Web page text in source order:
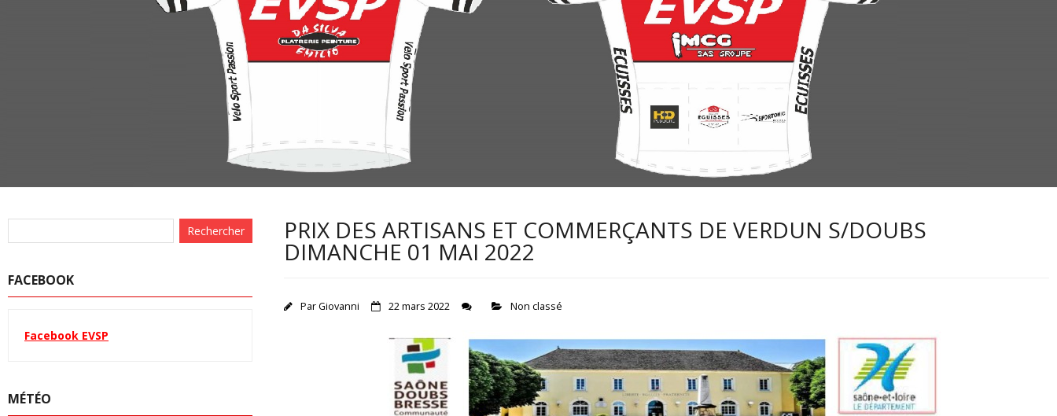
PRIX DES ARTISANS ET COMMERÇANTS DE VERDUN S/DOUBS
DIMANCHE 01 MAI 2022
ParGiovanni 22 mars 2022 Non classé
FACEBOOK
Facebook EVSP
MÉTÉO